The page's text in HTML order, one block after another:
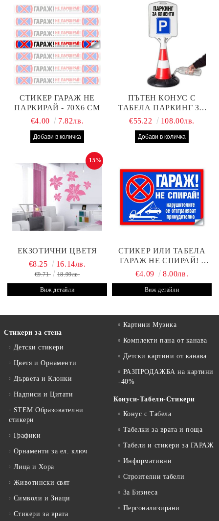
СТИКЕР ГАРАЖ НЕ
ПАРКИРАЙ - 70Х6 СМ
€4.00
7.82лв.
ПЪТЕН КОНУС С
ТАБЕЛА ПАРКИНГ ЗА
КЛИЕНТИ
€55.22 108.00лв.
ЕКЗОТИЧНИ ЦВЕТЯ
-15%
€8.25 16.14лв.
€9.71 18.99лв.
Виж детайли
СТИКЕР ИЛИ ТАБЕЛА
ГАРАЖ НЕ СПИРАЙ! -
30Х19 СМ
€4.09 8.00лв.
Виж детайли
Стикери за стена
Детски стикери
Цветя и Орнаменти
Дървета и Клонки
Надписи и Цитати
STEM Образователни
стикери
Графики
Орнаменти за ел. ключ
Лица и Хора
Животински свят
Символи и Знаци
Стикери за врата
Картини Музика
Комплекти пана от канава
Детски картини от канава
РАЗПРОДАЖБА на картини
-40%
Конуси-Табели-Стикери
Конус с Табела
Табелки за врата и поща
Табели и стикери за ГАРАЖ
Информативни
Строителни табели
За Бизнеса
Персонализирани